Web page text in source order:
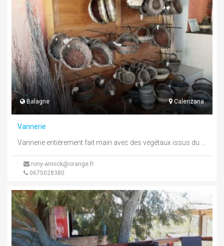
Balagne Calenzana
Vannerie
Vannerie entièrement fait main avec des végétaux issus du maquis, Olivier, myrte, roseaux. L'osier.Atelier ouvert de 10h à 12h fermé ...
rony-annick@orange.fr
0675028380